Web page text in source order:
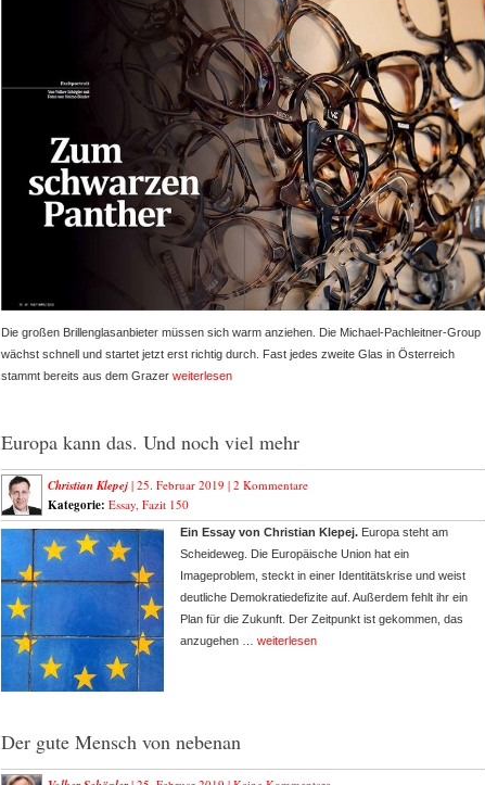
Die großen Brillenglasanbieter müssen sich warm anziehen. Die Michael-Pachleitner-Group
wächst schnell und startet jetzt erst richtig durch. Fast jedes zweite Glas in Österreich
stammt bereits aus dem Grazer weiterlesen
Europa kann das. Und noch viel mehr
Christian Klepej | 25. Februar 2019 | 2 Kommentare
Kategorie: Essay, Fazit 150
Ein Essay von Christian Klepej. Europa steht am
Scheideweg. Die Europäische Union hat ein
Imageproblem, steckt in einer Identitätskrise und weist
deutliche Demokratiedefizite auf. Außerdem fehlt ihr ein
Plan für die Zukunft. Der Zeitpunkt ist gekommen, das
anzugehen … weiterlesen
Der gute Mensch von nebenan